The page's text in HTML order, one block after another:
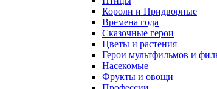
Короли и Придворные
Времена года
Сказочные герои
Цветы и растения
Герои мультфильмов и
Насекомые
Фрукты и овощи